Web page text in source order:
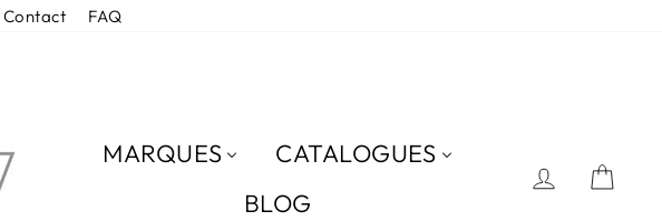
Contact FAQ
MARQUES
CATALOGUES
BLOG
SE